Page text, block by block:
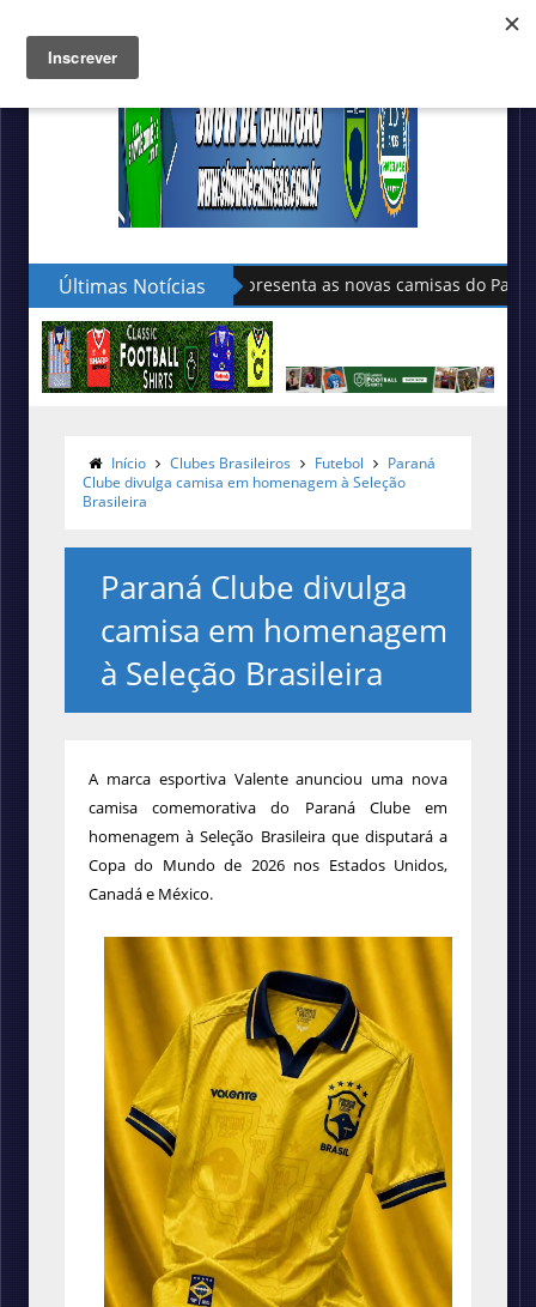
Últimas Notícias
Sudu apresenta as novas camisas do País de Gales
Início Clubes Brasileiros Futebol
Paraná
Clube divulga camisa em homenagem à Seleção
Brasileira
Paraná Clube divulga
camisa em homenagem
à Seleção Brasileira
A marca esportiva Valente anunciou uma nova
camisa comemorativa do Paraná Clube em
homenagem à Seleção Brasileira que disputará a
Copa do Mundo de 2026 nos Estados Unidos,
Canadá e México.